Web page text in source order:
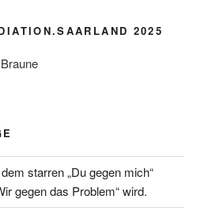
2025
starren „Du gegen mich“
gegen das Problem“ wird.